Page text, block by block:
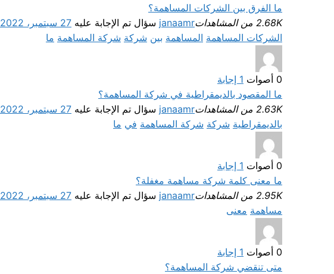
ما الفرق بين الشركات المساهمة؟
2.68K من المشاهدات
janaamr سؤال تم الإجابة عليه 27 سبتمبر، 2022
الشركات المساهمة المساهمة بين شركة شركة المساهمة ما
0 أصوات 1 إجابة
ما المقصود بالديمقراطية في شركة المساهمة؟
2.63K من المشاهدات
janaamr سؤال تم الإجابة عليه 27 سبتمبر، 2022
بالديمقراطية شركة شركة المساهمة في ما
0 أصوات 1 إجابة
ما معنى كلمة شركة مساهمة مغفلة؟
2.95K من المشاهدات
janaamr سؤال تم الإجابة عليه 27 سبتمبر، 2022
مساهمة معنى
0 أصوات 1 إجابة
متى تنقضي شركة المساهمة؟